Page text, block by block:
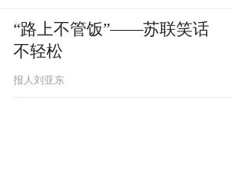
“路上不管饭”——苏联笑话
不轻松
报人刘亚东